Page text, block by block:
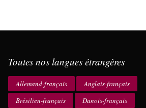
Toutes nos langues étrangères
Allemand-français
Anglais-français
Brésilien-français
Danois-français